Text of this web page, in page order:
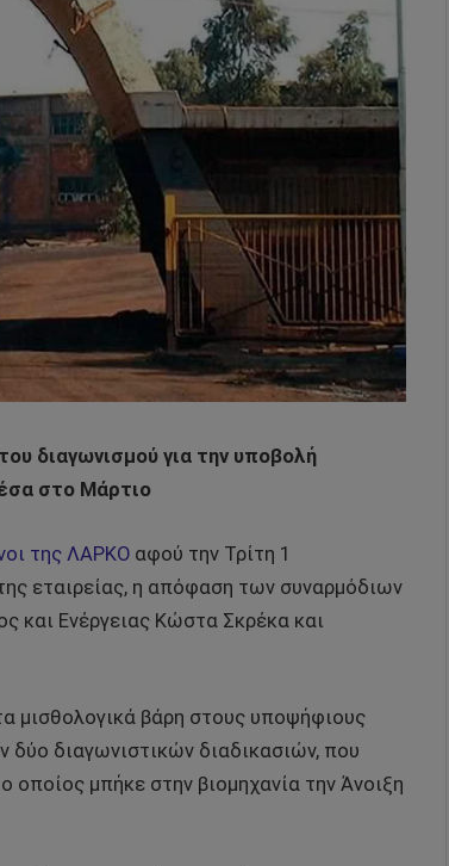
διαγωνισμού για την υποβολή
στο Μάρτιο
της ΛΑΡΚΟ αφού την Τρίτη 1
εταιρείας, η απόφαση των συναρμόδιων
και Ενέργειας Κώστα Σκρέκα και
μισθολογικά βάρη στους υποψήφιους
δύο διαγωνιστικών διαδικασιών, που
οποίος μπήκε στην βιομηχανία την Άνοιξη